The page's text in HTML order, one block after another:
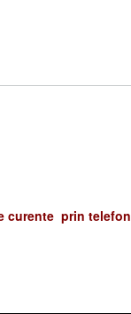
curente prin telefon